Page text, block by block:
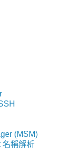
(MSM)
名稱解析